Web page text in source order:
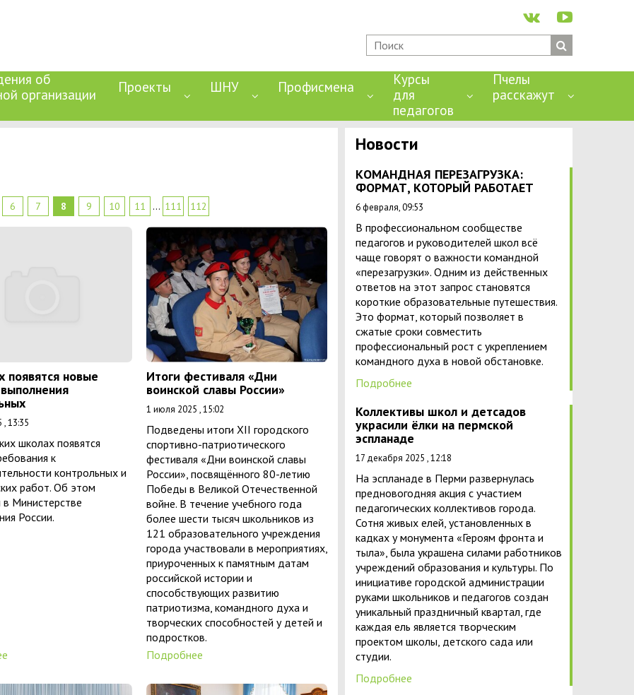
об
организации
Проекты ШНУ Профисмена
Курсы
для
педагогов
Пчелы
расскажут
6 7 8 9 10 11 ... 111 112
появятся новые
13:35
школах появятся
к
контрольных и
работ. Об этом
Министерстве
России.
Итоги фестиваля «Дни
воинской славы России»
1 июля 2025 , 15:02
Подведены итоги XII городского
спортивно-патриотического
фестиваля «Дни воинской славы
России», посвящённого 80-летию
Победы в Великой Отечественной
войне. В течение учебного года
более шести тысяч школьников из
121 образовательного учреждения
города участвовали в мероприятиях,
приуроченных к памятным датам
российской истории и
способствующих развитию
патриотизма, командного духа и
творческих способностей у детей и
подростков.
Подробнее
Новости
КОМАНДНАЯ ПЕРЕЗАГРУЗКА:
ФОРМАТ, КОТОРЫЙ РАБОТАЕТ
6 февраля, 09:53
В профессиональном сообществе
педагогов и руководителей школ всё
чаще говорят о важности командной
«перезагрузки». Одним из действенных
ответов на этот запрос становятся
короткие образовательные путешествия.
Это формат, который позволяет в
сжатые сроки совместить
профессиональный рост с укреплением
командного духа в новой обстановке.
Подробнее
Коллективы школ и детсадов
украсили ёлки на пермской
эспланаде
17 декабря 2025 , 12:18
На эспланаде в Перми развернулась
предновогодняя акция с участием
педагогических коллективов города.
Сотня живых елей, установленных в
кадках у монумента «Героям фронта и
тыла», была украшена силами работников
учреждений образования и культуры. По
инициативе городской администрации
руками школьников и педагогов создан
уникальный праздничный квартал, где
каждая ель является творческим
проектом школы, детского сада или
студии.
Подробнее